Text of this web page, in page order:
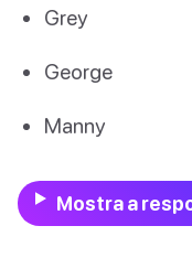
Grey
George
Manny
Mostra a